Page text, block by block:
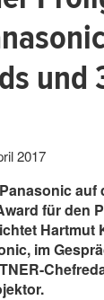
und
2017
auf
für den
Hartmut
im